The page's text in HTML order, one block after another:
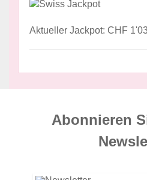
Aktueller Jackpot: CHF
Abonnieren